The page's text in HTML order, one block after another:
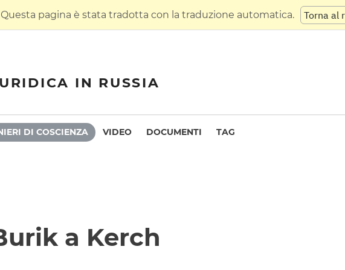
Questa pagina è stata tradotta con la traduzione automatica. Torna al
IN RUSSIA
DI COSCIENZA VIDEO DOCUMENTI TAG
a Kerch